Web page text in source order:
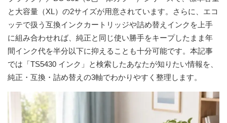
と大容量（XL）の2サイズが用意されています。さらに、エコ
ッテで扱う 互換インクカートリッジや詰め替えインク を上手
に組み合わせれば、純正と同じ使い勝手をキープしたまま年
間インク代を半分以下に抑えることも十分可能です。本記事
では「TS5430 インク」と検索したあなたが知りたい情報を、
純正・互換・詰め替えの3軸でわかりやすく整理します。